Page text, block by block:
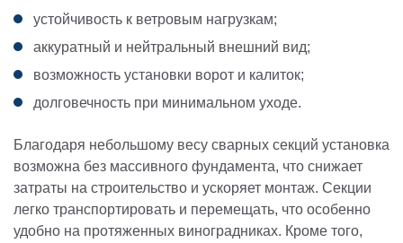
устойчивость к ветровым нагрузкам;
аккуратный и нейтральный внешний вид;
возможность установки ворот и калиток;
долговечность при минимальном уходе.
Благодаря небольшому весу сварных секций установка
возможна без массивного фундамента, что снижает
затраты на строительство и ускоряет монтаж. Секции
легко транспортировать и перемещать, что особенно
удобно на протяженных виноградниках. Кроме того,